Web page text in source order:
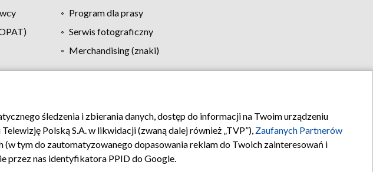
Program dla prasy
Serwis fotograficzny
Merchandising (znaki)
Pomoc Biuro reklamy Kontakt
śledzenia i zbierania danych, dostęp do informacji na Twoim urządzeniu
Polską S.A. w likwidacji (zwaną dalej również „TVP”), Zaufanych Partnerów
(w tym do zautomatyzowanego dopasowania reklam do Twoich zainteresowań i
przez nas identyfikatora PPID do Google.